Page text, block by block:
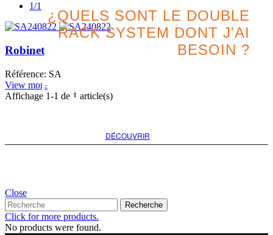
1/1
Robinet
Référence: SA
View more
Affichage 1-1 de 1 article(s)
¿QUELS SONT LE DOUBLE
RACK SYSTEM DONT J'AI
BESOIN ?
Recherchez la meilleure
option pour votre projet
DÉCOUVRIR
Close
Recherche
Click for more products.
No products were found.